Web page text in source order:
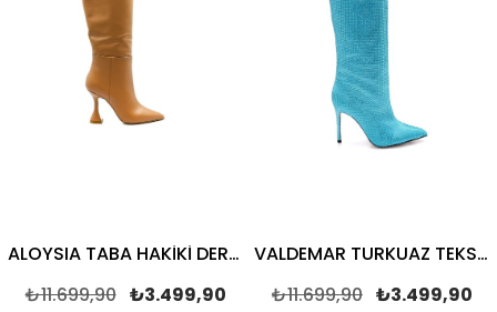
ALOYSIA TABA HAKİKİ DERİ Kadın TOPUKLU ÇİZME
₺3.499,90
₺11.699,90
VALDEMAR TURKUAZ TEKSTİL Kadın TOPUKLU ÇİZME
₺3.499,90
₺11.699,90